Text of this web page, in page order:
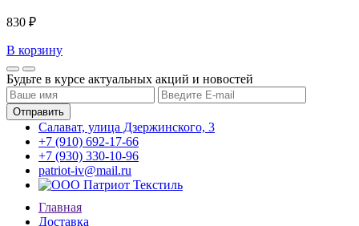
830 ₽
В корзину
Будьте в курсе актуальных акций и новостей
Салават, улица Дзержинского, 3
+7 (910) 692-17-66
+7 (930) 330-10-96
patriot-iv@mail.ru
Главная
Доставка